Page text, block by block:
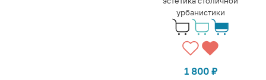
урбанистики
1 800 ₽